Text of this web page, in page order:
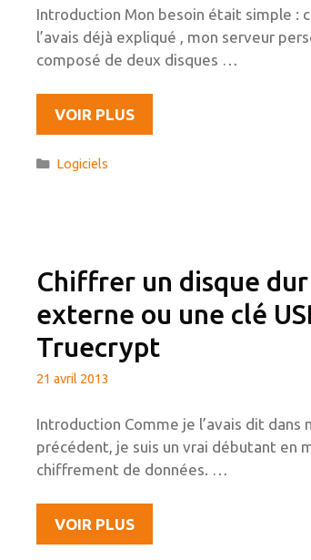
Introduction Mon besoin était simple :
l’avais déjà expliqué , mon serveur
composé de deux disques …
VOIR PLUSPHOTOLIGHT,
UNE
PHP
SANS
BASE
DE
DONNÉES
Catégories
Logiciels
Chiffrer un disque dur
externe ou une clé
Truecrypt
21 avril 2013
Introduction Comme je l’avais dit dans
précédent, je suis un vrai débutant en
chiffrement de données. …
VOIR PLUSCHIFFRER
UN